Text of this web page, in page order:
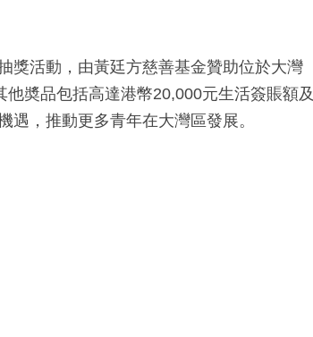
獎活動，由黃廷方慈善基金贊助位於大灣
奬品包括高達港幣20,000元生活簽賬額及
遇，推動更多青年在大灣區發展。